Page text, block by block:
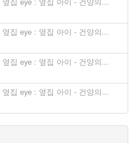
옆집 eye : 옆집 아이 - 건양의...
옆집 eye : 옆집 아이 - 건양의...
옆집 eye : 옆집 아이 - 건양의...